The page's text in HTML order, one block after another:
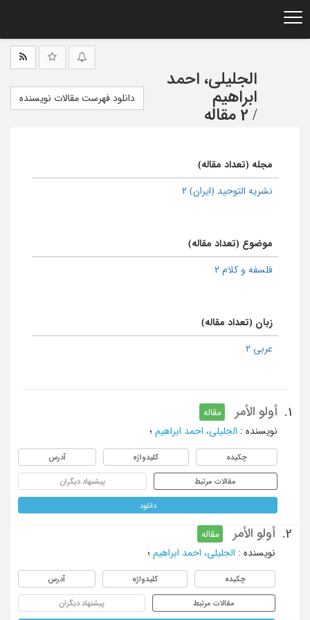
الجلیلی، احمد
ابراهیم
/ 2 مقاله
دانلود فهرست مقالات نویسنده
مجله (تعداد مقاله)
نشریه التوحید (ایران) 2
موضوع (تعداد مقاله)
فلسفه و کلام 2
زبان (تعداد مقاله)
عربی 2
1. أولو الأمر
مقاله
نویسنده : الجلیلی، احمد ابراهیم ؛
چکیده کلیدواژه آدرس
مقالات مرتبط پیشنهاد دیگران
دانلود
2. أولو الأمر
مقاله
نویسنده : الجلیلی، احمد ابراهیم ؛
چکیده کلیدواژه آدرس
مقالات مرتبط پیشنهاد دیگران